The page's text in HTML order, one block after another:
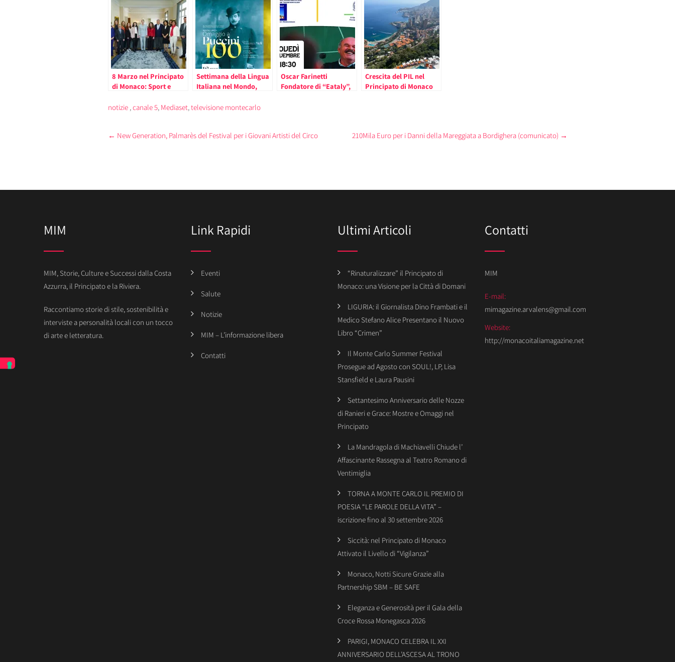
8 Marzo nel Principato
di Monaco: Sport e
Mondo
Settimana della Lingua
Italiana nel Mondo,
Principato di Monaco
Oscar Farinetti
Fondatore di “Eataly”,
Crescita del PIL nel
Principato di Monaco
notizie , canale 5, Mediaset, televisione montecarlo
Post
navigation
← New Generation, Palmarès del Festival per i Giovani Artisti del Circo 210Mila Euro per i Danni della Mareggiata a Bordighera (comunicato) →
MIM
MIM, Storie, Culture e Successi dalla Costa
Azzurra, il Principato e la Riviera.
Raccontiamo storie di stile, sostenibilità e
interviste a personalità locali con un tocco
di arte e letteratura.
Link Rapidi
Eventi
Salute
Notizie
MIM – L’informazione libera
Contatti
Ultimi Articoli
“Rinaturalizzare” il Principato di
Monaco: una Visione per la Città di Domani
LIGURIA: il Giornalista Dino Frambati e il
Medico Stefano Alice Presentano il Nuovo
Libro “Crimen”
Il Monte Carlo Summer Festival
Prosegue ad Agosto con SOUL!, LP, Lisa
Stansfield e Laura Pausini
Settantesimo Anniversario delle Nozze
di Ranieri e Grace: Mostre e Omaggi nel
Principato
La Mandragola di Machiavelli Chiude l’
Affascinante Rassegna al Teatro Romano di
Ventimiglia
TORNA A MONTE CARLO IL PREMIO DI
POESIA “LE PAROLE DELLA VITA” –
iscrizione fino al 30 settembre 2026
Siccità: nel Principato di Monaco
Attivato il Livello di “Vigilanza”
Monaco, Notti Sicure Grazie alla
Partnership SBM – BE SAFE
Eleganza e Generosità per il Gala della
Croce Rossa Monegasca 2026
PARIGI, MONACO CELEBRA IL XXI
ANNIVERSARIO DELL’ASCESA AL TRONO
Contatti
MIM
E-mail:
mimagazine.arvalens@gmail.com
Website:
http://monacoitaliamagazine.net